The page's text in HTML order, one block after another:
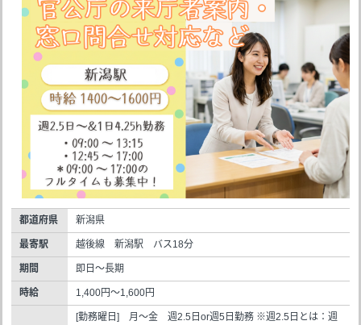
都道府県 新潟県
最寄駅 越後線 新潟駅 バス18分
期間 即日～長期
時給 1,400円～1,600円
[勤務曜日] 月～金 週2.5日or週5日勤務 ※週2.5日とは：週